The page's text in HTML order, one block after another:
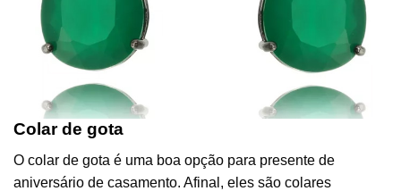
Colar de gota
O colar de gota é uma boa opção para presente de
aniversário de casamento. Afinal, eles são colares